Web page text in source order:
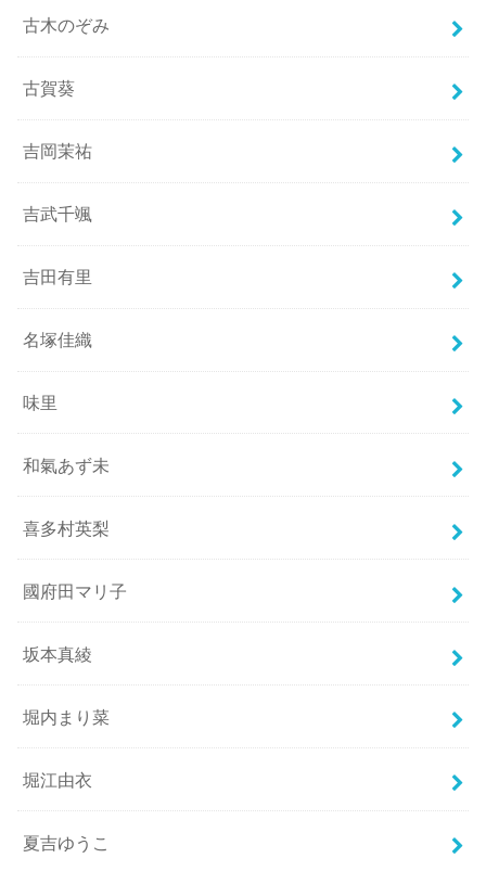
古木のぞみ
古賀葵
吉岡茉祐
吉武千颯
吉田有里
名塚佳織
味里
和氣あず未
喜多村英梨
國府田マリ子
坂本真綾
堀内まり菜
堀江由衣
夏吉ゆうこ